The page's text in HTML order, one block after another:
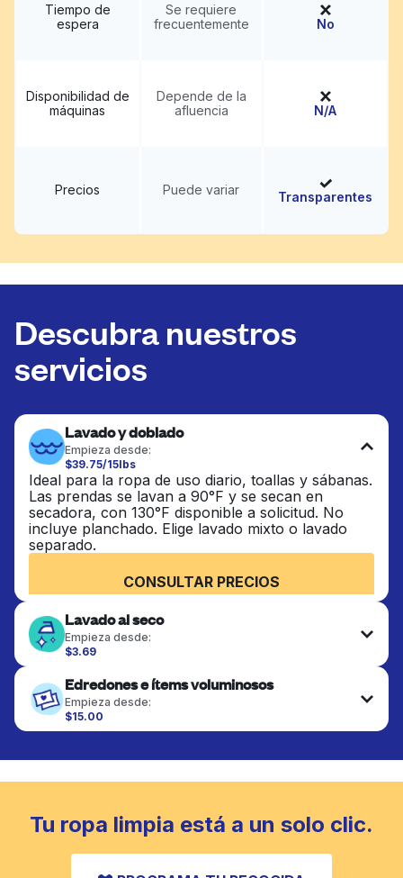
Tiempo de
espera
Se requiere
frecuentemente
No
Disponibilidad de
máquinas
Depende de la
afluencia
N/A
Precios Puede variar Transparentes
Descubra nuestros
servicios
Lavado y doblado
Empieza desde:
$39.75/15lbs
Ideal para la ropa de uso diario, toallas y sábanas.
Las prendas se lavan a 90°F y se secan en
secadora, con 130°F disponible a solicitud. No
incluye planchado. Elige lavado mixto o lavado
separado.
CONSULTAR PRECIOS
Lavado al seco
Empieza desde:
$3.69
terminan de forma profesional. Adecuado para
trajes, vestidos, abrigos y telas que requieren
cuidado especial para mantener su forma, color y
textura.
Edredones e ítems voluminosos
Empieza desde:
$15.00
Los artículos grandes como edredones, mantas y
completamente. Diseñado para refrescar piezas
más pesadas que no caben en una lavadora
CONSULTAR PRECIOS
Tu ropa limpia está a un solo clic.